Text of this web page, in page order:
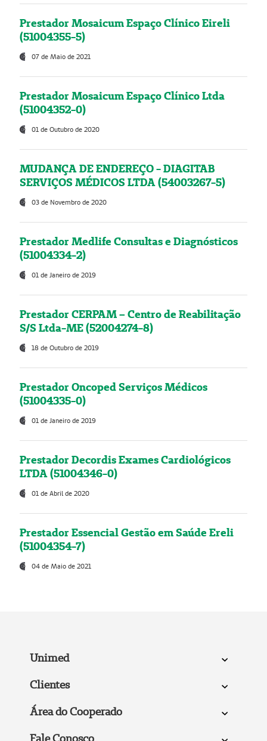
Prestador Mosaicum Espaço Clínico Eireli
(51004355-5)
07 de Maio de 2021
Prestador Mosaicum Espaço Clínico Ltda
(51004352-0)
01 de Outubro de 2020
MUDANÇA DE ENDEREÇO - DIAGITAB
SERVIÇOS MÉDICOS LTDA (54003267-5)
03 de Novembro de 2020
Prestador Medlife Consultas e Diagnósticos
(51004334-2)
01 de Janeiro de 2019
Prestador CERPAM – Centro de Reabilitação
S/S Ltda-ME (52004274-8)
18 de Outubro de 2019
Prestador Oncoped Serviços Médicos
(51004335-0)
01 de Janeiro de 2019
Prestador Decordis Exames Cardiológicos
LTDA (51004346-0)
01 de Abril de 2020
Prestador Essencial Gestão em Saúde Ereli
(51004354-7)
04 de Maio de 2021
Unimed
Clientes
Área do Cooperado
Fale Conosco